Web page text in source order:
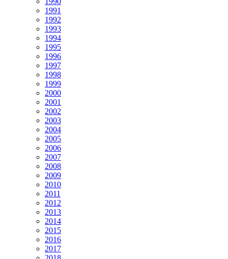
1991
1992
1993
1994
1995
1996
1997
1998
1999
2000
2001
2002
2003
2004
2005
2006
2007
2008
2009
2010
2011
2012
2013
2014
2015
2016
2017